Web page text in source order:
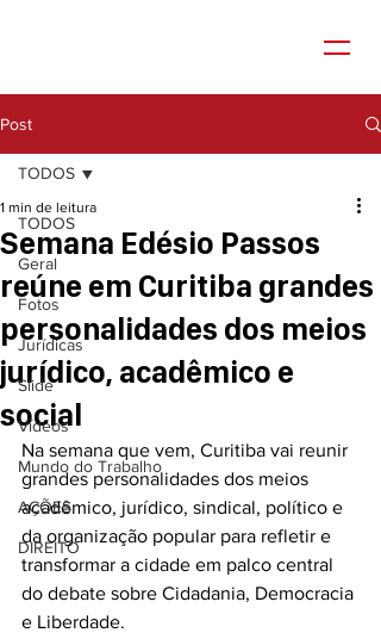
Post
TODOS
Geral
Fotos
Jurídicas
Slide
Vídeos
Mundo do Trabalho
AÇÕES
DIREITO
TODOS
Semana Edésio Passos
reúne em Curitiba grandes
personalidades dos meios
jurídico, acadêmico e
social
1 min de leitura
Na semana que vem, Curitiba vai reunir
grandes personalidades dos meios
acadêmico, jurídico, sindical, político e
da organização popular para refletir e
transformar a cidade em palco central
do debate sobre Cidadania, Democracia
e Liberdade.